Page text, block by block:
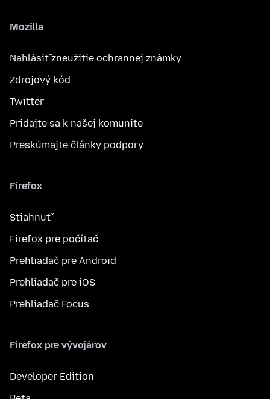
Mozilla
Nahlásiť zneužitie ochrannej známky
Zdrojový kód
Twitter
Pridajte sa k našej komunite
Preskúmajte články podpory
Firefox
Stiahnuť
Firefox pre počítač
Prehliadač pre Android
Prehliadač pre iOS
Prehliadač Focus
Firefox pre vývojárov
Developer Edition